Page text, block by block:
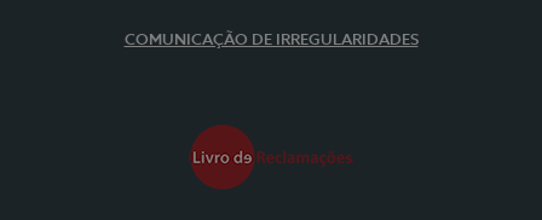
COMUNICAÇÃO DE IRREGULARIDADES